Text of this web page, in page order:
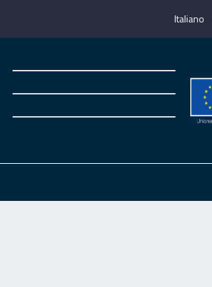
Italiano